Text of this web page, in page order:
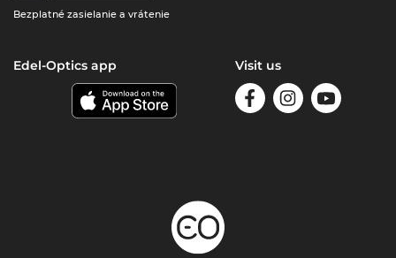
Bezplatné zasielanie a vrátenie
Edel-Optics app Visit us